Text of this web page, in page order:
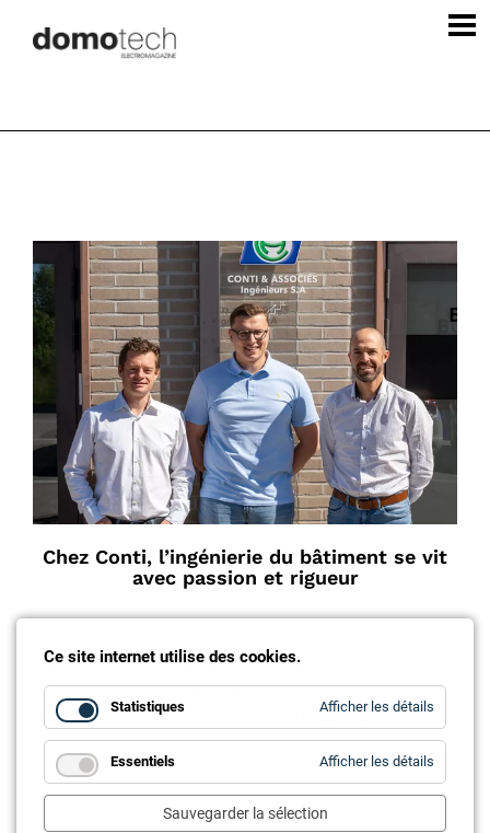
Chez Conti, l’ingénierie du bâtiment se vit
avec passion et rigueur
Entreprise indépendante implantée à Versoix,
Conti & Associés Ingénieurs SA s’engage
pleinement dans la transition énergétique.
Annonce
Ce site internet utilise des cookies.
Statistiques Afficher les détails
Essentiels Afficher les détails
Sauvegarder la sélection